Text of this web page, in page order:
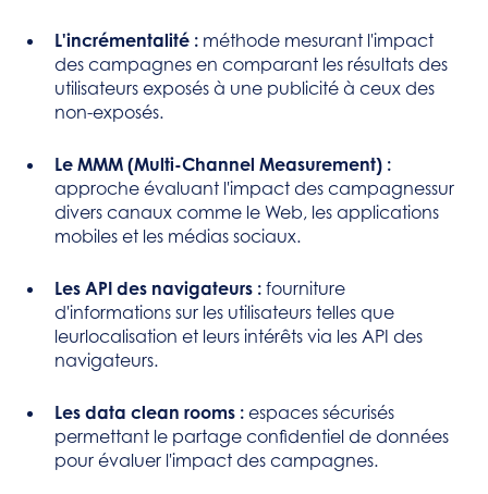
L'incrémentalité : méthode mesurant l'impact
des campagnes en comparant les résultats des
utilisateurs exposés à une publicité à ceux des
non-exposés.
Le MMM (Multi-Channel Measurement) :
approche évaluant l'impact des campagnessur
divers canaux comme le Web, les applications
mobiles et les médias sociaux.
Les API des navigateurs : fourniture
d'informations sur les utilisateurs telles que
leurlocalisation et leurs intérêts via les API des
navigateurs.
Les data clean rooms : espaces sécurisés
permettant le partage confidentiel de données
pour évaluer l'impact des campagnes.